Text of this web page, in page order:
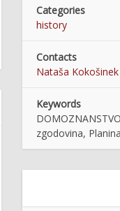
Categories
history
Contacts
Nataša Kokošinek
Keywords
zgodovina,